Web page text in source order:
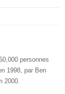
personnes
1998, par Ben
2000.